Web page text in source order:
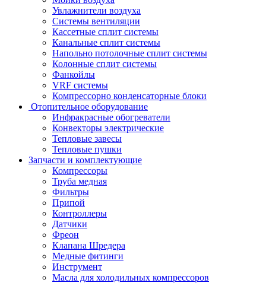
Увлажнители воздуха
Системы вентиляции
Кассетные сплит системы
Канальные сплит системы
Напольно потолочные сплит системы
Колонные сплит системы
Фанкойлы
VRF системы
Компрессорно конденсаторные блоки
Отопительное оборудование
Инфракрасные обогреватели
Конвекторы электрические
Тепловые завесы
Тепловые пушки
Запчасти и комплектующие
Компрессоры
Труба медная
Фильтры
Припой
Контроллеры
Датчики
Фреон
Клапана Шредера
Медные фитинги
Инструмент
Масла для холодильных компрессоров